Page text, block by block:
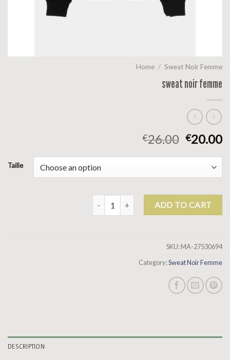
Home / Sweat Noir Femme
sweat noir femme
€26.00 €20.00
Taille
sweat noir femme quantityADD TO CART
SKU:MA-27530694
Category:Sweat Noir Femme
DESCRIPTION